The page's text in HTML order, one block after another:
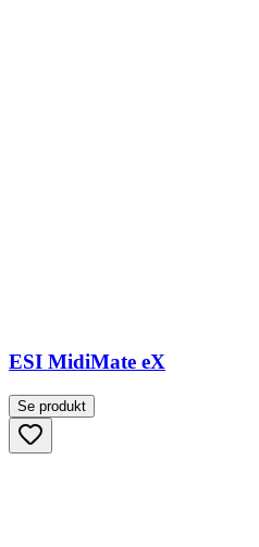
ESI MidiMate eX
Se produkt